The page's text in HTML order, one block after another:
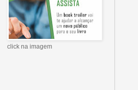
click na imagem